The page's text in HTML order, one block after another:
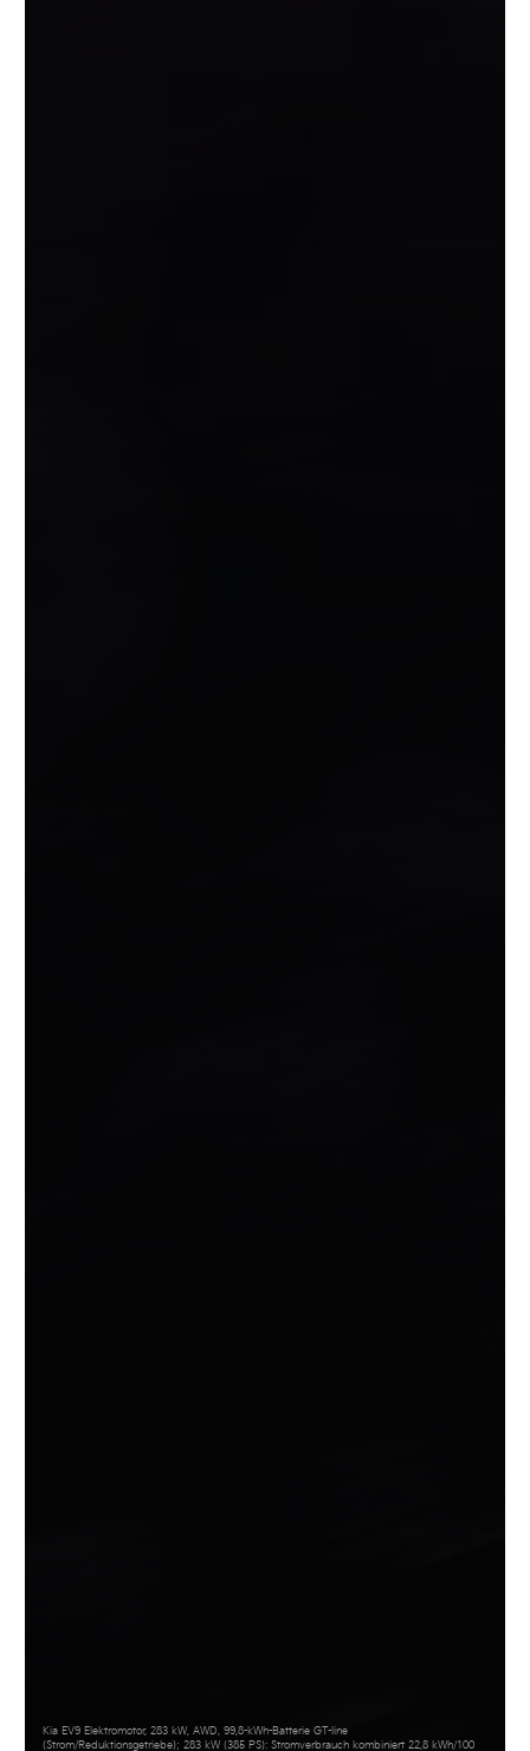
Kia EV9 Elektromotor, 283 kW, AWD, 99,8-kWh-Batterie GT-line
(Strom/Reduktionsgetriebe); 283 kW (385 PS): Stromverbrauch kombiniert 22,8 kWh/100